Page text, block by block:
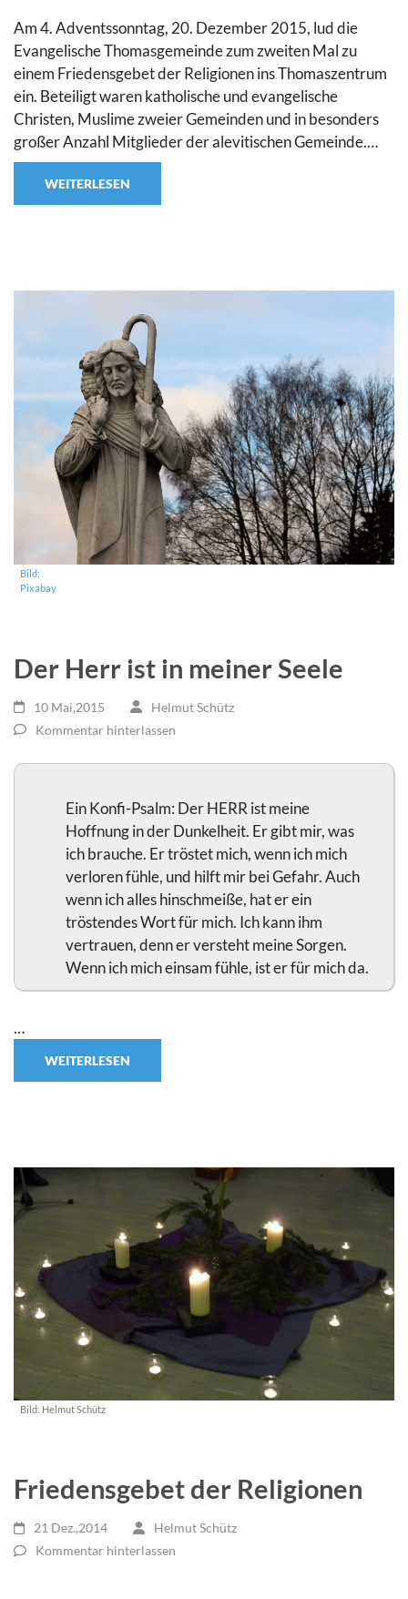
Am 4. Adventssonntag, 20. Dezember 2015, lud die
Evangelische Thomasgemeinde zum zweiten Mal zu
einem Friedensgebet der Religionen ins Thomaszentrum
ein. Beteiligt waren katholische und evangelische
Christen, Muslime zweier Gemeinden und in besonders
großer Anzahl Mitglieder der alevitischen Gemeinde.…
WEITERLESEN
Bild:
Pixabay
Der Herr ist in meiner Seele
10 Mai,2015
Helmut Schütz
Kommentar hinterlassen
Ein Konfi-Psalm: Der HERR ist meine
Hoffnung in der Dunkelheit. Er gibt mir, was
ich brauche. Er tröstet mich, wenn ich mich
verloren fühle, und hilft mir bei Gefahr. Auch
wenn ich alles hinschmeiße, hat er ein
tröstendes Wort für mich. Ich kann ihm
vertrauen, denn er versteht meine Sorgen.
Wenn ich mich einsam fühle, ist er für mich da.
…
WEITERLESEN
Bild: Helmut Schütz
Friedensgebet der Religionen
21 Dez.,2014
Helmut Schütz
Kommentar hinterlassen